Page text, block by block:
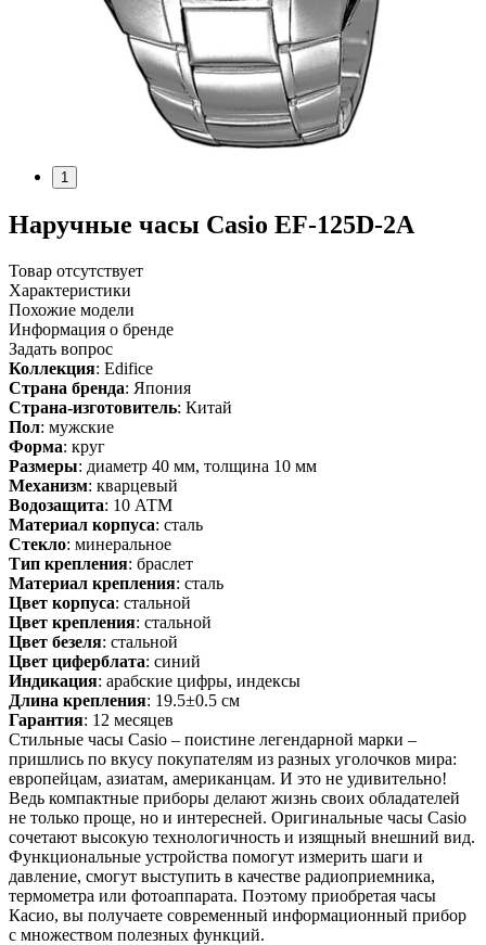
1
Наручные часы Casio EF-125D-2A
Товар отсутствует
Характеристики
Похожие модели
Информация о бренде
Задать вопрос
Коллекция: Edifice
Страна бренда: Япония
Страна-изготовитель: Китай
Пол: мужские
Форма: круг
Размеры: диаметр 40 мм, толщина 10 мм
Механизм: кварцевый
Водозащита: 10 АТМ
Материал корпуса: сталь
Стекло: минеральное
Тип крепления: браслет
Материал крепления: сталь
Цвет корпуса: стальной
Цвет крепления: стальной
Цвет безеля: стальной
Цвет циферблата: синий
Индикация: арабские цифры, индексы
Длина крепления: 19.5±0.5 см
Гарантия: 12 месяцев
Стильные часы Casio – поистине легендарной марки –
пришлись по вкусу покупателям из разных уголочков мира:
европейцам, азиатам, американцам. И это не удивительно!
Ведь компактные приборы делают жизнь своих обладателей
не только проще, но и интересней. Оригинальные часы Casio
сочетают высокую технологичность и изящный внешний вид.
Функциональные устройства помогут измерить шаги и
давление, смогут выступить в качестве радиоприемника,
термометра или фотоаппарата. Поэтому приобретая часы
Касио, вы получаете современный информационный прибор
с множеством полезных функций.